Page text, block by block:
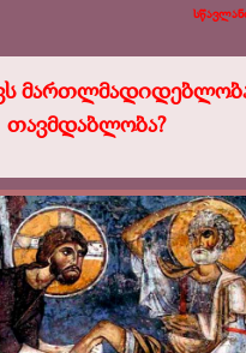
თავმდაბლობა?